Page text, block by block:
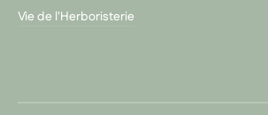
Vie de l'Herboristerie